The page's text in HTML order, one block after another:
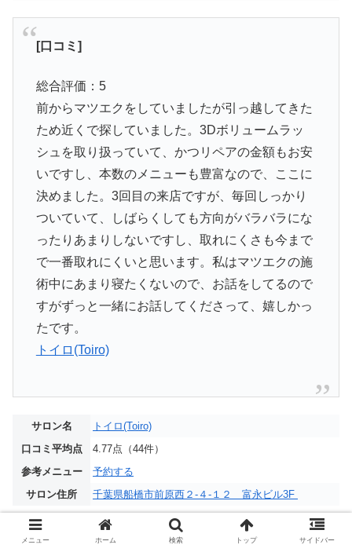
[口コミ]
総合評価：5
前からマツエクをしていましたが引っ越してきた
ため近くで探していました。3Dボリュームラッ
シュを取り扱っていて、かつリペアの金額もお安
いですし、本数のメニューも豊富なので、ここに
決めました。3回目の来店ですが、毎回しっかり
ついていて、しばらくしても方向がバラバラにな
ったりあまりしないですし、取れにくさも今まで
で一番取れにくいと思います。私はマツエクの施
術中にあまり寝たくないので、お話をしてるので
すがずっと一緒にお話してくださって、嬉しかっ
たです。
トイロ(Toiro)
サロン名
トイロ(Toiro)
口コミ平均点
4.77点（44件）
参考メニュー
予約する
サロン住所
千葉県船橋市前原西２-４-１２ 富永ビル3F
アース アイラッシュ 津田沼店(EARTH
メニュー ホーム 検索 トップ サイドバー